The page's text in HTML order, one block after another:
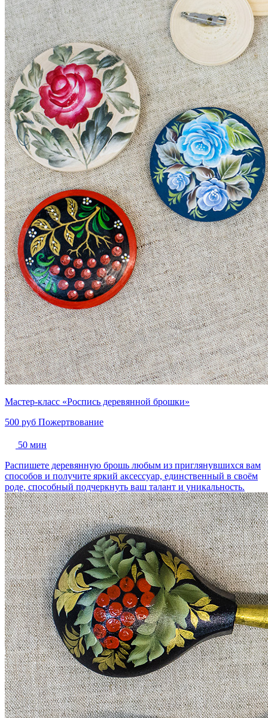
Мастер-класс «Роспись деревянной брошки»
500 руб Пожертвование
50 мин
Распишете деревянную брошь любым из приглянувшихся вам
способов и получите яркий аксессуар, единственный в своём
роде, способный подчеркнуть ваш талант и уникальность.